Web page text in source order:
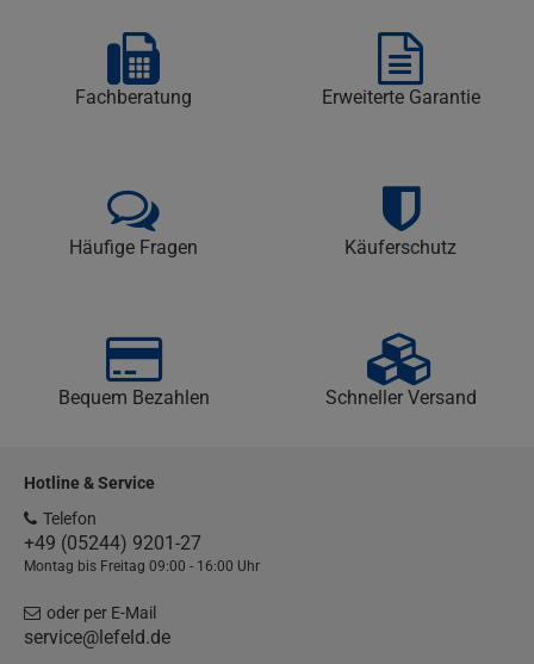
Fachberatung Erweiterte Garantie
Häufige Fragen Käuferschutz
Bequem Bezahlen Schneller Versand
Hotline & Service
Telefon
+49 (05244) 9201-27
Montag bis Freitag 09:00 - 16:00 Uhr
oder per E-Mail
service@lefeld.de